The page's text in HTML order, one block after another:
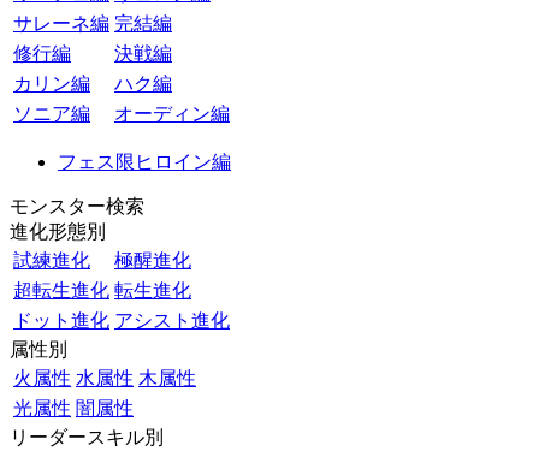
サレーネ編 完結編
修行編
決戦編
カリン編
ハク編
ソニア編
オーディン編
フェス限ヒロイン編
モンスター検索
進化形態別
試練進化
極醒進化
超転生進化 転生進化
ドット進化 アシスト進化
属性別
火属性 水属性 木属性
光属性 闇属性
リーダースキル別